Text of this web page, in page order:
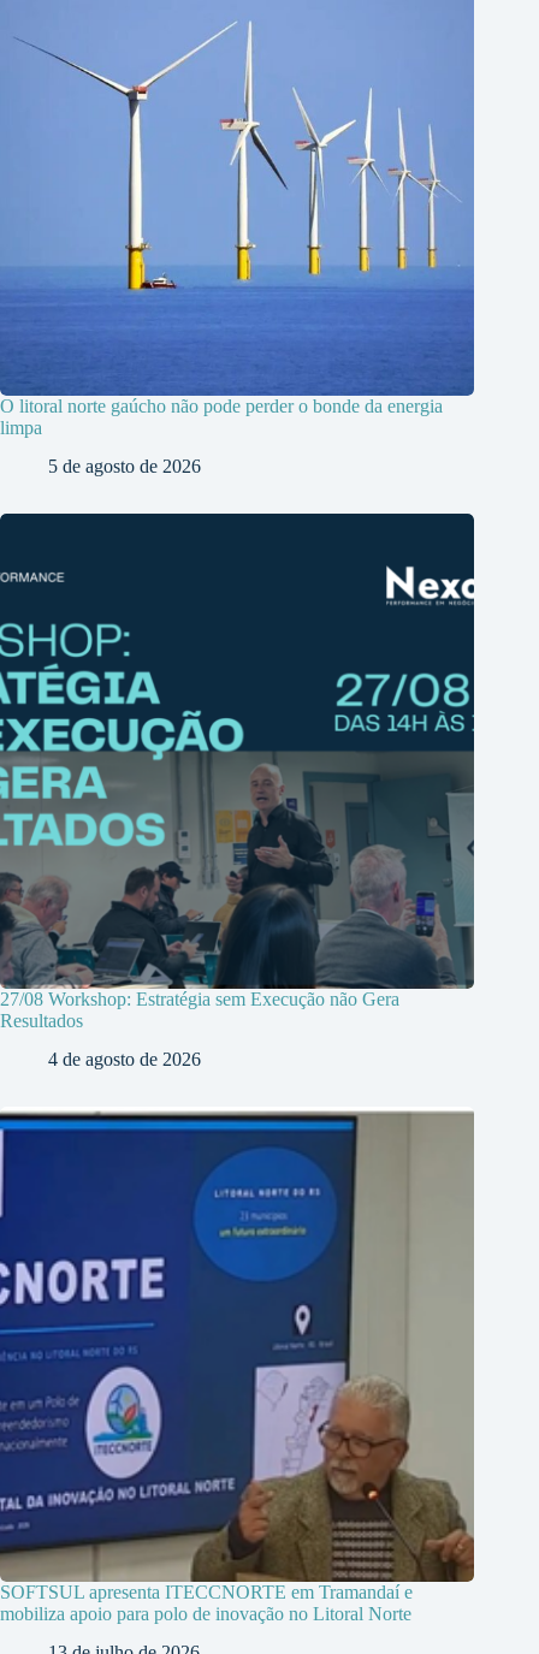
O litoral norte gaúcho não pode perder o bonde da energia
limpa
5 de agosto de 2026
27/08 Workshop: Estratégia sem Execução não Gera
Resultados
4 de agosto de 2026
SOFTSUL apresenta ITECCNORTE em Tramandaí e
mobiliza apoio para polo de inovação no Litoral Norte